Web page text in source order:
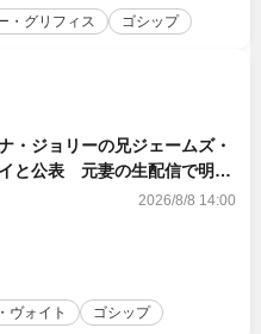
・グリフィス ゴシップ
・ジョリーの兄ジェームズ・
と公表 元妻の生配信で明ら
2026/8/8 14:00
ヴォイト ゴシップ